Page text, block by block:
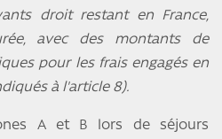
droit restant en France,
avec des montants de
pour les frais engagés en
à l'article 8).
A et B lors de séjours